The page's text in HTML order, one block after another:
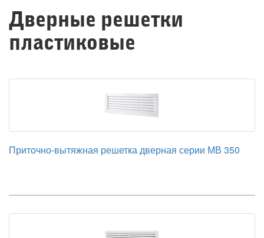
Дверные решетки
пластиковые
Приточно-вытяжная решетка дверная серии МВ 350